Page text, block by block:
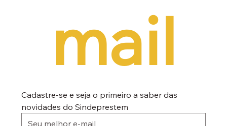
mail
Cadastre-se e seja o primeiro a saber das
novidades do Sindeprestem